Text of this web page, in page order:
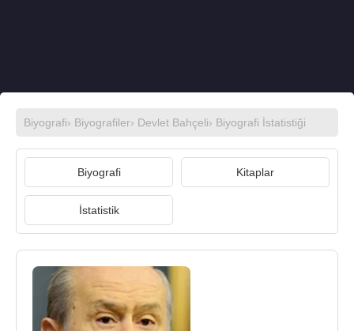
Biyografi› Biyografiler› Devlet Bahçeli› Biyografi İstatistiği
Biyografi Kitaplar
İstatistik